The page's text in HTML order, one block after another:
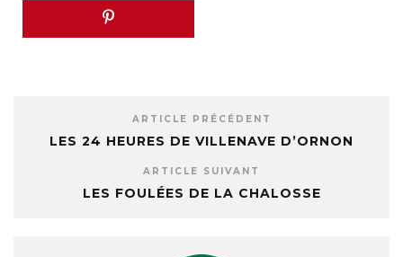
ARTICLE PRÉCÉDENT
LES 24 HEURES DE VILLENAVE D’ORNON
ARTICLE SUIVANT
LES FOULÉES DE LA CHALOSSE